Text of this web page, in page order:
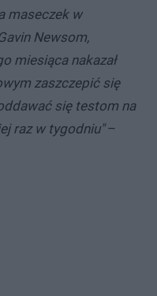
maseczek w
Newsom,
miesiąca nakazał
zaszczepić się
się testom na
raz w tygodniu"–